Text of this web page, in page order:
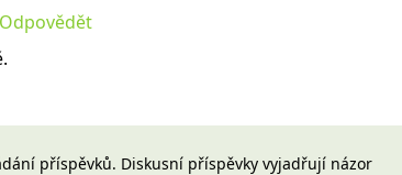
Odpovědět
příspěvků. Diskusní příspěvky vyjadřují názor